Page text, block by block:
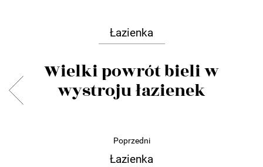
Łazienka
Wielki powrót bieli w
wystroju łazienek
Poprzedni
Łazienka